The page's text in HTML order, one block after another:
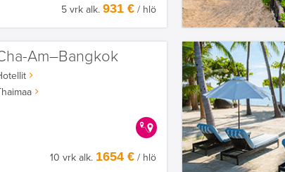
5 vrk alk.931 € / hlö
Am–Bangkok
KERRALLA ENEMMÄN
10 vrk alk. 1654 € / hlö